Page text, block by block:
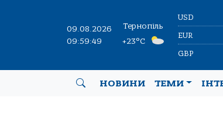
09.08.2026
09:59:49
Тернопіль
+23°C
USD
EUR
GBP
НОВИНИ ТЕМИ